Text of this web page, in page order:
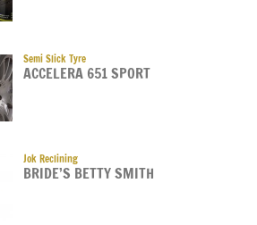
Semi Slick Tyre
ACCELERA 651 SPORT
Jok Reclining
BRIDE’S BETTY SMITH